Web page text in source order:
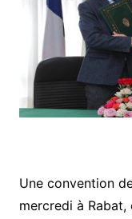
Une convention
mercredi à